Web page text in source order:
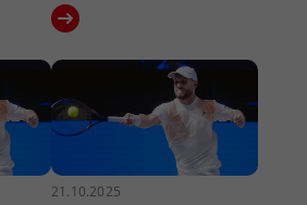
21.10.2025